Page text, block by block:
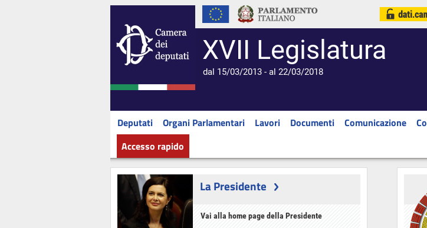
XVII Legislatura
dal 15/03/2013 - al 22/03/2018
Deputati Organi Parlamentari Lavori Documenti Comunicazione
Accesso rapido
La Presidente
Vai alla home page della Presidente